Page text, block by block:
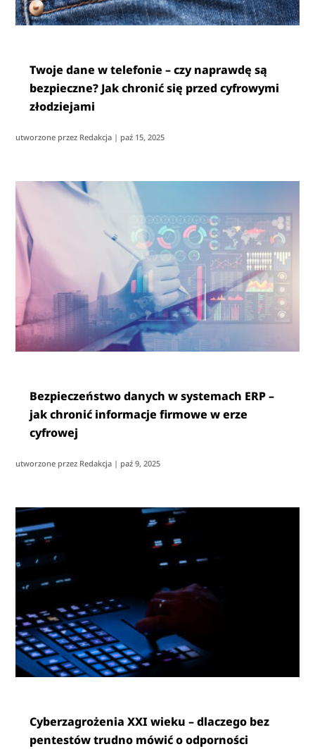
Twoje dane w telefonie – czy naprawdę są
bezpieczne? Jak chronić się przed cyfrowymi
złodziejami
utworzone przez Redakcja | paź 15, 2025
Bezpieczeństwo danych w systemach ERP –
jak chronić informacje firmowe w erze
cyfrowej
utworzone przez Redakcja | paź 9, 2025
Cyberzagrożenia XXI wieku – dlaczego bez
pentestów trudno mówić o odporności